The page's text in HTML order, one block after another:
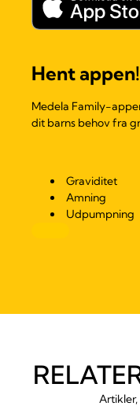
Hent appen!
Medela Family-
dit barns behov fra
Graviditet
Amning
Udpumpning
Artikler,